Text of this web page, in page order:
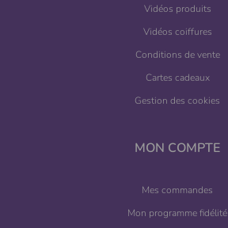
Vidéos produits
Vidéos coiffures
Conditions de vente
Cartes cadeaux
Gestion des cookies
MON COMPTE
Mes commandes
Mon programme fidélité